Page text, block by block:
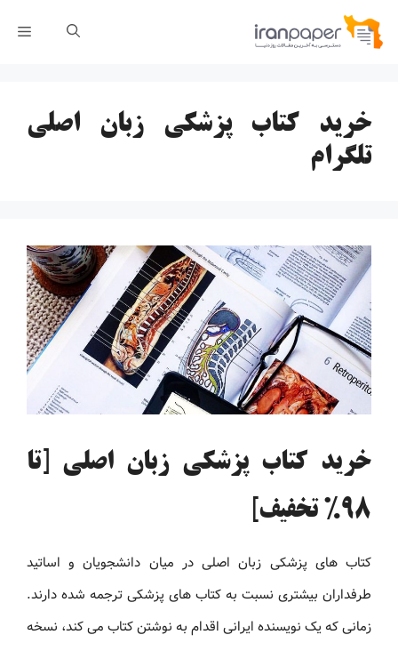
پرش
خرید کتاب پزشکی زبان اصلی
تلگرام
خرید کتاب پزشکی زبان اصلی [تا
98% تخفیف]
کتاب های پزشکی زبان اصلی در میان دانشجویان و اساتید
طرفداران بیشتری نسبت به کتاب های پزشکی ترجمه شده دارند.
زمانی که یک نویسنده ایرانی اقدام به نوشتن کتاب می کند، نسخه